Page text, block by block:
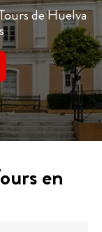
de Huelva
en